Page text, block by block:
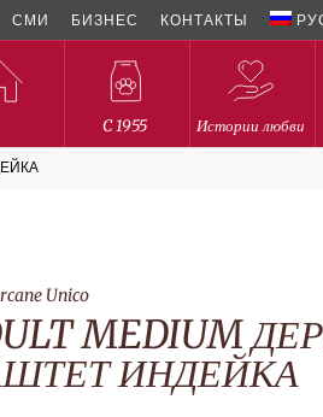
СМИ БИЗНЕС КОНТАКТЫ
C 1955 Истории любви
Unico
MEDIUM
ИНДЕЙКА